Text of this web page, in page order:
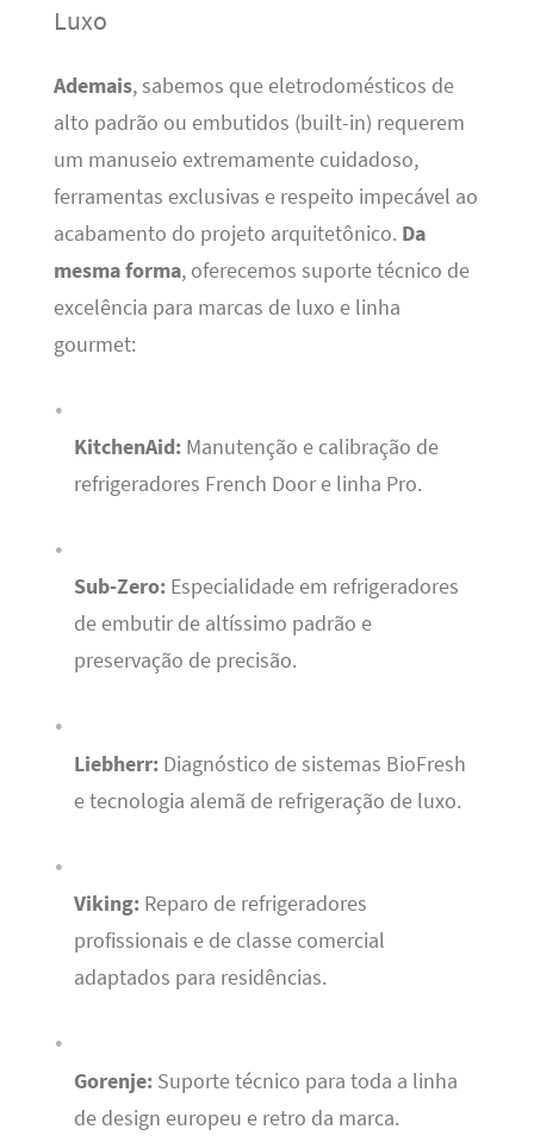
Luxo
Ademais, sabemos que eletrodomésticos de
alto padrão ou embutidos (built-in) requerem
um manuseio extremamente cuidadoso,
ferramentas exclusivas e respeito impecável ao
acabamento do projeto arquitetônico. Da
mesma forma, oferecemos suporte técnico de
excelência para marcas de luxo e linha
gourmet:
KitchenAid:Manutenção e calibração de
refrigeradores French Door e linha Pro.
Sub-Zero:Especialidade em refrigeradores
de embutir de altíssimo padrão e
preservação de precisão.
Liebherr:Diagnóstico de sistemas BioFresh
e tecnologia alemã de refrigeração de luxo.
Viking:Reparo de refrigeradores
profissionais e de classe comercial
adaptados para residências.
Gorenje:Suporte técnico para toda a linha
de design europeu e retro da marca.